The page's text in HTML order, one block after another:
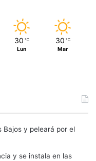
30 ℃
Lun
30 ℃
Mar
Bajos y peleará por el
y se instala en las